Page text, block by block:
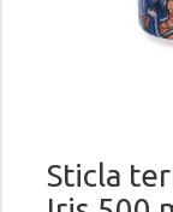
Sticla